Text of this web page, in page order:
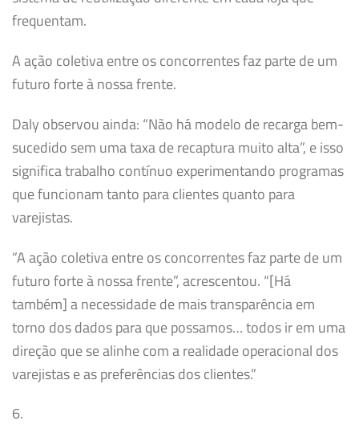
frequentam.
A ação coletiva entre os concorrentes faz parte de um
futuro forte à nossa frente.
Daly observou ainda: “Não há modelo de recarga bem-
sucedido sem uma taxa de recaptura muito alta”, e isso
significa trabalho contínuo experimentando programas
que funcionam tanto para clientes quanto para
varejistas.
“A ação coletiva entre os concorrentes faz parte de um
futuro forte à nossa frente”, acrescentou. “[Há
também] a necessidade de mais transparência em
torno dos dados para que possamos… todos ir em uma
direção que se alinhe com a realidade operacional dos
varejistas e as preferências dos clientes.”
6.